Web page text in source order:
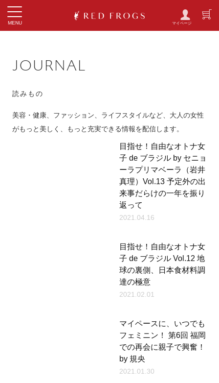
Toggle
navigation
MENU
JOURNAL
読みもの
美容・健康、ファッション、ライフスタイルなど、大人の女性
がもっと美しく、もっと充実できる情報を配信します。
目指せ！自由なオトナ女
子 de ブラジル by セニョ
ーラプリマベーラ（岩井
真理）Vol.13 予定外の出
来事だらけの一年を振り
返って
2021.04.16
目指せ！自由なオトナ女
子 de ブラジル Vol.12 地
球の裏側、日本食材料調
達の極意
2021.02.01
マイペースに、いつでも
フェミニン！ 第6回 福岡
での再会に親子で興奮！
by 規央
2021.01.30